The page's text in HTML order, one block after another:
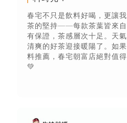
春宅不只是飲料好喝，更讓
茶的堅持——每款茶葉皆來自
有保證，茶感層次十足。天
清爽的好茶迎接暖陽了。如
料推薦，春宅朝富店絕對值
💚